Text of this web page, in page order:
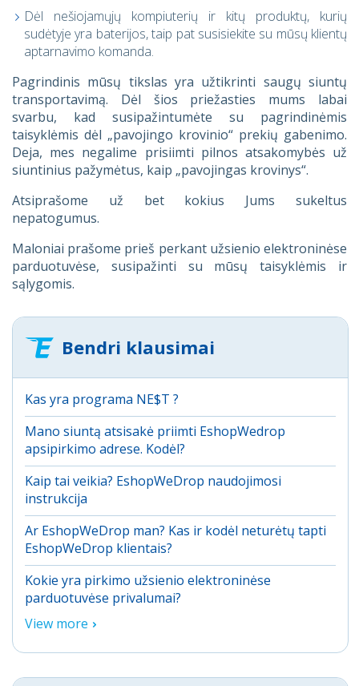
Dėl nešiojamųjų kompiuterių ir kitų produktų, kurių
sudėtyje yra baterijos, taip pat susisiekite su mūsų klientų
aptarnavimo komanda.
Pagrindinis mūsų tikslas yra užtikrinti saugų siuntų
transportavimą. Dėl šios priežasties mums labai
svarbu, kad susipažintumėte su pagrindinėmis
taisyklėmis dėl „pavojingo krovinio“ prekių gabenimo.
Deja, mes negalime prisiimti pilnos atsakomybės už
siuntinius pažymėtus, kaip „pavojingas krovinys“.
Atsiprašome už bet kokius Jums sukeltus
nepatogumus.
Maloniai prašome prieš perkant užsienio elektroninėse
parduotuvėse, susipažinti su mūsų taisyklėmis ir
sąlygomis.
Bendri klausimai
Kas yra programa NE$T ?
Mano siuntą atsisakė priimti EshopWedrop
apsipirkimo adrese. Kodėl?
Kaip tai veikia? EshopWeDrop naudojimosi
instrukcija
Ar EshopWeDrop man? Kas ir kodėl neturėtų tapti
EshopWeDrop klientais?
Kokie yra pirkimo užsienio elektroninėse
parduotuvėse privalumai?
View more